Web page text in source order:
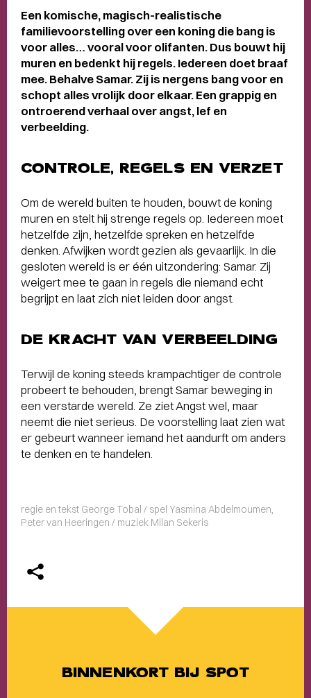
Een komische, magisch-realistische
familievoorstelling over een koning die bang is
voor alles… vooral voor olifanten. Dus bouwt hij
muren en bedenkt hij regels. Iedereen doet braaf
mee. Behalve Samar. Zij is nergens bang voor en
schopt alles vrolijk door elkaar. Een grappig en
ontroerend verhaal over angst, lef en
verbeelding.
CONTROLE, REGELS EN VERZET
Om de wereld buiten te houden, bouwt de koning
muren en stelt hij strenge regels op. Iedereen moet
hetzelfde zijn, hetzelfde spreken en hetzelfde
denken. Afwijken wordt gezien als gevaarlijk. In die
gesloten wereld is er één uitzondering: Samar. Zij
weigert mee te gaan in regels die niemand echt
begrijpt en laat zich niet leiden door angst.
DE KRACHT VAN VERBEELDING
Terwijl de koning steeds krampachtiger de controle
probeert te behouden, brengt Samar beweging in
een verstarde wereld. Ze ziet Angst wel, maar
neemt die niet serieus. De voorstelling laat zien wat
er gebeurt wanneer iemand het aandurft om anders
te denken en te handelen.
regie en tekst George Tobal / spel Yasmina Abdelmoumen,
Peter van Heeringen / muziek Milan Sekeris
BINNENKORT BIJ SPOT